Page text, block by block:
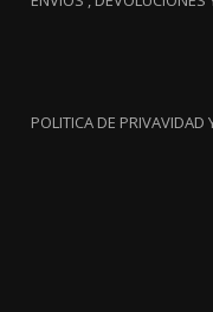
POLITICA DE PRIVAVIDAD